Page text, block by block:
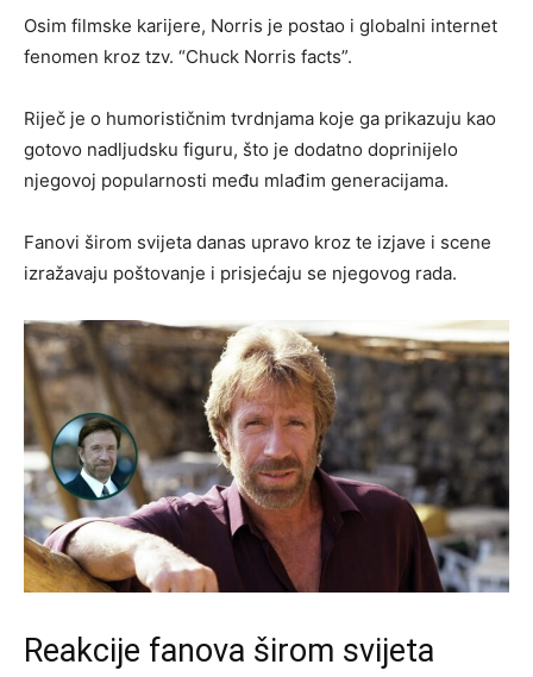
Osim filmske karijere, Norris je postao i globalni internet
fenomen kroz tzv. “Chuck Norris facts”.
Riječ je o humorističnim tvrdnjama koje ga prikazuju kao
gotovo nadljudsku figuru, što je dodatno doprinijelo
njegovoj popularnosti među mlađim generacijama.
Fanovi širom svijeta danas upravo kroz te izjave i scene
izražavaju poštovanje i prisjećaju se njegovog rada.
Reakcije fanova širom svijeta